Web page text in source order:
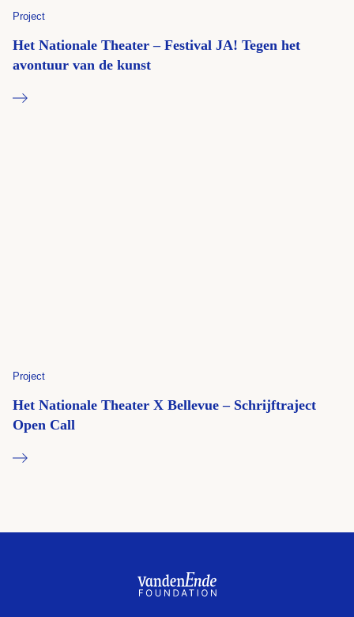
Project
Het Nationale Theater – Festival JA! Tegen het
avontuur van de kunst
Project
Het Nationale Theater X Bellevue – Schrijftraject
Open Call